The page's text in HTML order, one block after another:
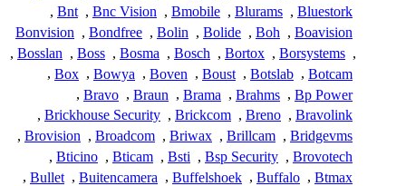
Bluestork
,
Blurams
,
Bmobile
,
Bnc Vision
,
Bnt
,
Boavision
,
Boh
,
Bolide
,
Bolin
,
Bondfree
,
Bonvision
,
Borsystems
,
Bortox
,
Bosch
,
Bosma
,
Boss
,
Bosslan
,
Botcam
,
Botslab
,
Boust
,
Boven
,
Bowya
,
Box
,
Bp Power
,
Brahms
,
Brama
,
Braun
,
Bravo
,
Bravolink
,
Breno
,
Brickcom
,
Brickhouse Security
,
Bridgevms
,
Brillcam
,
Briwax
,
Broadcom
,
Brovision
,
Brovotech
,
Bsp Security
,
Bsti
,
Bticam
,
Bticino
,
Btmax
,
Buffalo
,
Buffelshoek
,
Buitencamera
,
Bullet
,